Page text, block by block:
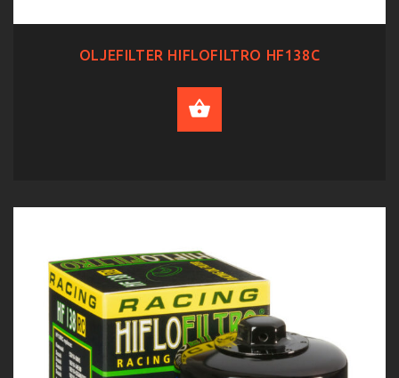
OLJEFILTER HIFLOFILTRO HF138C